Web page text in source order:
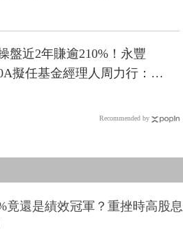
盤近2年賺逾210%！永豐
擬任基金經理人周力行：
買，連自己都想抱的公司。」
Recommended by
竟還是績效冠軍？重挫時高股息